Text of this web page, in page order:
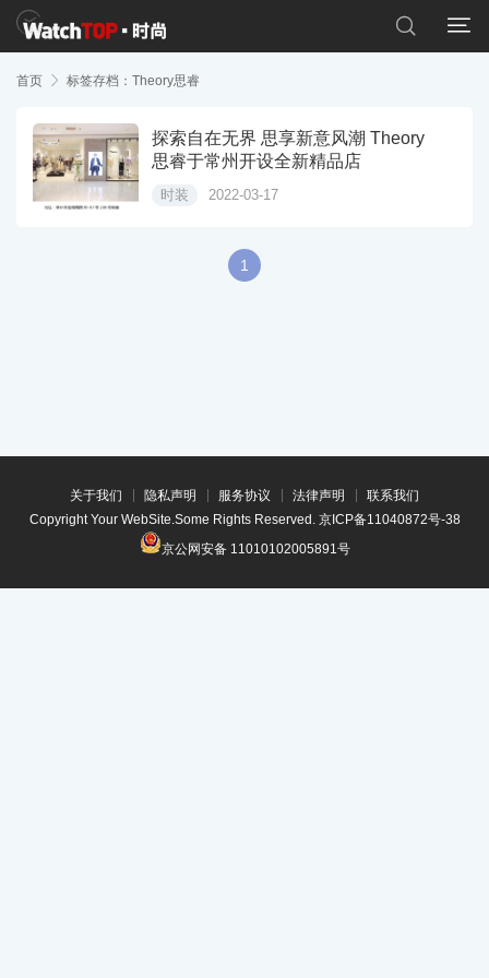


首页  标签存档：Theory思睿
探索自在无界 思享新意风潮 Theory
思睿于常州开设全新精品店
时装 2022-03-17
1
关于我们 隐私声明 服务协议 法律声明
联系我们
Copyright Your WebSite.Some Rights Reserved. 京ICP备11040872号-38
京公网安备 11010102005891号